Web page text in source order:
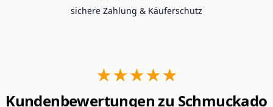
sichere Zahlung & Käuferschutz
★★★★★
Kundenbewertungen zu Schmuckado